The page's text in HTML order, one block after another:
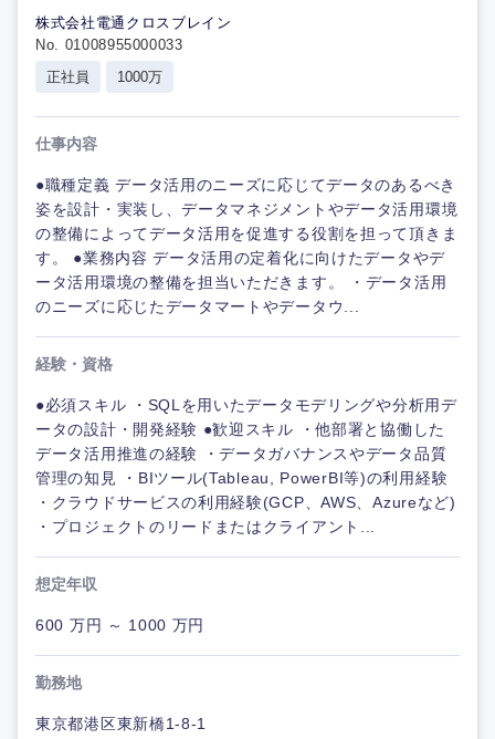
株式会社電通クロスブレイン
No. 01008955000033
正社員
1000万
仕事内容
●職種定義 データ活用のニーズに応じてデータのあるべき
姿を設計・実装し、データマネジメントやデータ活用環境
の整備によってデータ活用を促進する役割を担って頂きま
す。 ●業務内容 データ活用の定着化に向けたデータやデ
ータ活用環境の整備を担当いただきます。 ・データ活用
のニーズに応じたデータマートやデータウ...
経験・資格
●必須スキル ・SQLを用いたデータモデリングや分析用デ
ータの設計・開発経験 ●歓迎スキル ・他部署と協働した
データ活用推進の経験 ・データガバナンスやデータ品質
管理の知見 ・BIツール(Tableau, PowerBI等)の利用経験
・クラウドサービスの利用経験(GCP、AWS、Azureなど)
・プロジェクトのリードまたはクライアント...
想定年収
600 万円 ～ 1000 万円
勤務地
東京都港区東新橋1-8-1